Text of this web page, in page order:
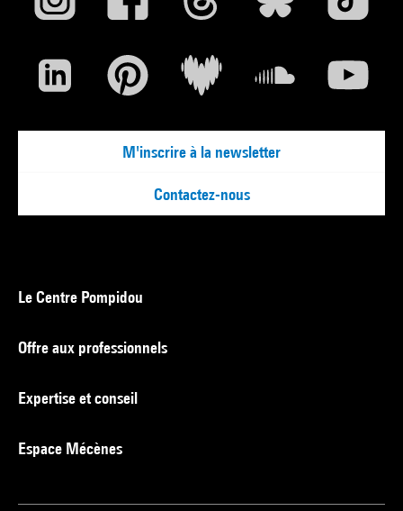
M'inscrire à la newsletter
Contactez-nous
Le Centre Pompidou
Offre aux professionnels
Expertise et conseil
Espace Mécènes